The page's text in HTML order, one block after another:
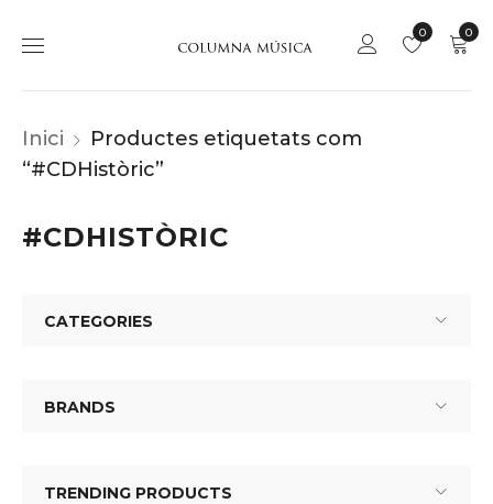
0
0
Inici
Productes etiquetats com
“#CDHistòric”
#CDHISTÒRIC
CATEGORIES
BRANDS
TRENDING PRODUCTS